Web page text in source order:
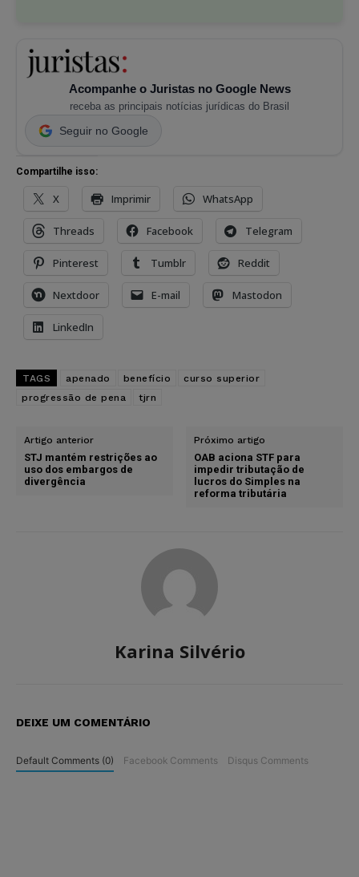
Acompanhe o Juristas no Google News
receba as principais notícias jurídicas do Brasil
Seguir no Google
Compartilhe isso:
X Imprimir WhatsApp
Threads Facebook Telegram
Pinterest Tumblr Reddit
Nextdoor E-mail Mastodon
LinkedIn
TAGS apenado benefício
curso superior
progressão de pena
tjrn
Artigo anterior
STJ mantém restrições ao
uso dos embargos de
divergência
Próximo artigo
OAB aciona STF para
impedir tributação de
lucros do Simples na
reforma tributária
Karina Silvério
DEIXE UM COMENTÁRIO
Default Comments (0) Facebook Comments Disqus Comments